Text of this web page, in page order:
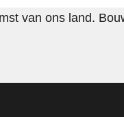
van ons land.